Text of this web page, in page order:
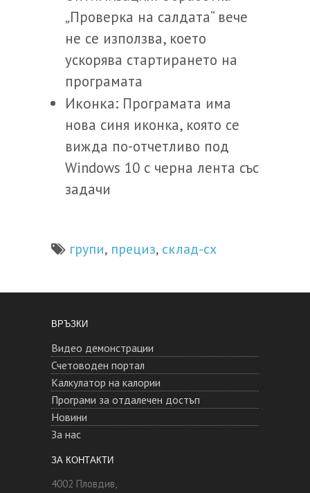
„Проверка на салдата“ вече
не се използва, което
ускорява стартирането на
програмата
Иконка: Програмата има
нова синя иконка, която се
вижда по-отчетливо под
Windows 10 с черна лента със
задачи
групи, прециз, склад-сх
ВРЪЗКИ
Видео демонстрации
Счетоводен портал
Калкулатор на калории
Програми за отдалечен достъп
Новини
За нас
ЗА КОНТАКТИ
4002 Пловдив,